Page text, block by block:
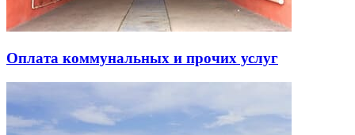
Оплата коммунальных и прочих услуг